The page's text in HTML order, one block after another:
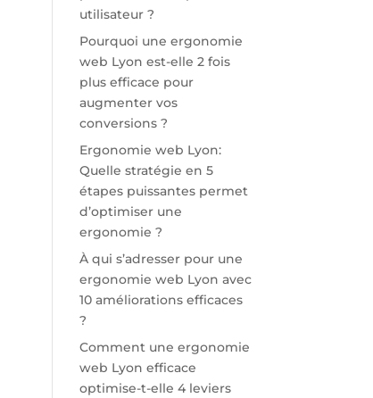
utilisateur ?
Pourquoi une ergonomie
web Lyon est-elle 2 fois
plus efficace pour
augmenter vos
conversions ?
Ergonomie web Lyon:
Quelle stratégie en 5
étapes puissantes permet
d’optimiser une
ergonomie ?
À qui s’adresser pour une
ergonomie web Lyon avec
10 améliorations efficaces
?
Comment une ergonomie
web Lyon efficace
optimise-t-elle 4 leviers